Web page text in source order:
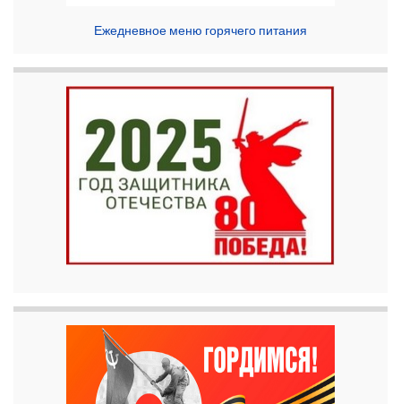
Ежедневное меню горячего питания